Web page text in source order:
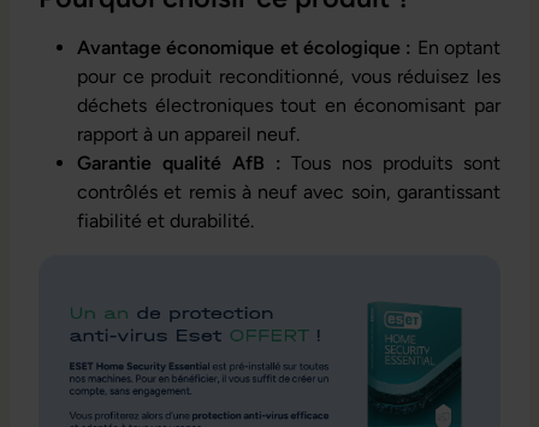
Avantage économique et écologique : En optant
pour ce produit reconditionné, vous réduisez les
déchets électroniques tout en économisant par
rapport à un appareil neuf.
Garantie qualité AfB : Tous nos produits sont
contrôlés et remis à neuf avec soin, garantissant
fiabilité et durabilité.